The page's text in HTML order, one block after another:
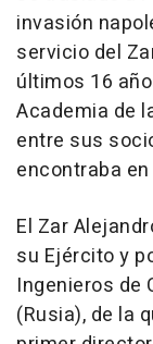
invasión
servicio del
últimos 16
Academia de
entre sus
encontraba en
El Zar
su Ejército y
Ingenieros de
(Rusia), de la